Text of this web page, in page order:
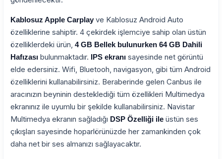
Kablosuz Apple Carplay ve Kablosuz Android Auto
özelliklerine sahiptir. 4 çekirdek işlemciye sahip olan üstün
özelliklerdeki ürün, 4 GB Bellek bulunurken 64 GB Dahili
Hafızası bulunmaktadır. IPS ekranı sayesinde net görüntü
elde edersiniz. Wifi, Bluetooh, navigasyon, gibi tüm Android
özelliklerini kullanabilirsiniz. Beraberinde gelen Canbus ile
aracınızın beyninin desteklediği tüm özellikleri Multimedya
ekranınız ile uyumlu bir şekilde kullanabilirsiniz. Navistar
Multimedya ekranın sağladığı DSP Özelliği ile üstün ses
çıkışları sayesinde hoparlörünüzde her zamankinden çok
daha net bir ses almanızı sağlayacaktır.